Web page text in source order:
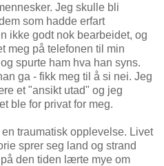
Jeg skulle bli
som hadde erfart
ikke godt nok bearbeidet, og
meg på telefonen til min
spurte ham hva han syns.
ga - fikk meg til å si nei. Jeg
et "ansikt utad" og jeg
ble for privat for meg.
traumatisk opplevelse. Livet
sprer seg land og strand
den tiden lærte mye om